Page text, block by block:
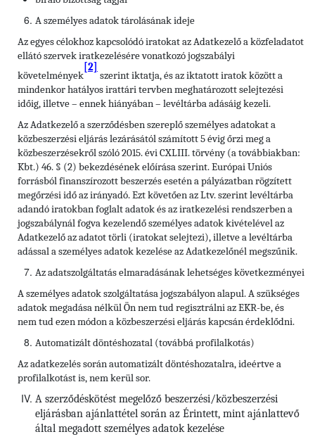
A személyes adatok tárolásának ideje
Az egyes célokhoz kapcsolódó iratokat az Adatkezelő a közfeladatot
ellátó szervek iratkezelésére vonatkozó jogszabályi
követelmények
[2]
szerint iktatja, és az iktatott iratok között a
mindenkor hatályos irattári tervben meghatározott selejtezési
időig, illetve – ennek hiányában – levéltárba adásáig kezeli.
Az Adatkezelő a szerződésben szereplő személyes adatokat a
közbeszerzési eljárás lezárásától számított 5 évig őrzi meg a
közbeszerzésekről szóló 2015. évi CXLIII. törvény (a továbbiakban:
Kbt.) 46. § (2) bekezdésének előírása szerint. Európai Uniós
forrásból finanszírozott beszerzés esetén a pályázatban rögzített
megőrzési idő az irányadó. Ezt követően az Ltv. szerint levéltárba
adandó iratokban foglalt adatok és az iratkezelési rendszerben a
jogszabálynál fogva kezelendő személyes adatok kivételével az
Adatkezelő az adatot törli (iratokat selejtezi), illetve a levéltárba
adással a személyes adatok kezelése az Adatkezelőnél megszűnik.
Az adatszolgáltatás elmaradásának lehetséges következményei
A személyes adatok szolgáltatása jogszabályon alapul. A szükséges
adatok megadása nélkül Ön nem tud regisztrálni az EKR-be, és
nem tud ezen módon a közbeszerzési eljárás kapcsán érdeklődni.
Automatizált döntéshozatal (továbbá profilalkotás)
Az adatkezelés során automatizált döntéshozatalra, ideértve a
profilalkotást is, nem kerül sor.
A szerződéskötést megelőző beszerzési/közbeszerzési
eljárásban ajánlattétel során az Érintett, mint ajánlattevő
által megadott személyes adatok kezelése